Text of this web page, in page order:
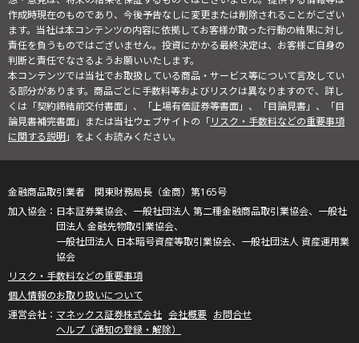
作成時現在のものであり、今後予告なしに変更または削除されることがござい
ます。当社は本コンテンツの内容に依拠してお客様が取った行動の結果に対し
責任を負うものではございません。投資にかかる最終決定は、お客様ご自身の
判断と責任でなさるようお願いいたします。
本コンテンツでは当社でお取扱している商品・サービス等について言及してい
る部分があります。商品ごとに手数料等およびリスクは異なりますので、詳し
くは「契約締結前交付書面」、「上場有価証券等書面」、「目論見書」、「目
論見書補完書面」または当社ウェブサイトの「リスク・手数料などの重要事項
に関する説明」をよくお読みください。
金融商品取引業者 関東財務局長（金商）第165号
日本証券業協会、一般社団法人 第二種金融商品取引業協会、一般社
団法人 金融先物取引業協会、
一般社団法人 日本暗号資産等取引業協会、一般社団法人 資産運用業
協会
リスク・手数料などの重要事項
個人情報のお取り扱いについて
マネックス証券株式会社 会社概要 お問合せ
ヘルプ（通知の登録・解除）